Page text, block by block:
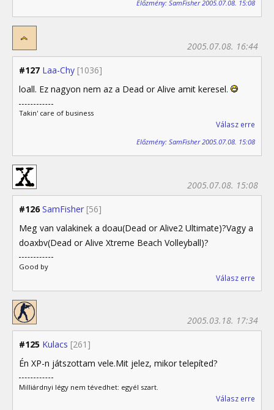
Előzmény: SamFisher 2005.07.08. 15:08
#127 Laa-Chy [1036]
2005.07.08. 16:44
loall. Ez nagyon nem az a Dead or Alive amit keresel.
Takin' care of business
Válasz erre
Előzmény: SamFisher 2005.07.08. 15:08
#126 SamFisher [56]
2005.07.08. 15:08
Meg van valakinek a doau(Dead or Alive2 Ultimate)?Vagy a
doaxbv(Dead or Alive Xtreme Beach Volleyball)?
Good by
Válasz erre
#125 Kulacs [261]
2005.03.18. 17:34
Én XP-n játszottam vele.Mit jelez, mikor telepíted?
Milliárdnyi légy nem tévedhet: egyél szart.
Válasz erre